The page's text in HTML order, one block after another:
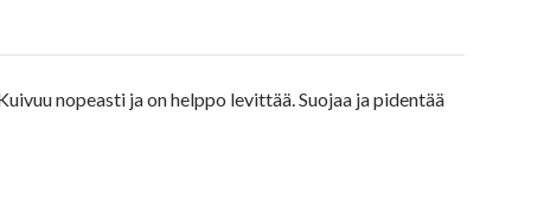
nopeasti ja on helppo levittää. Suojaa ja pidentää